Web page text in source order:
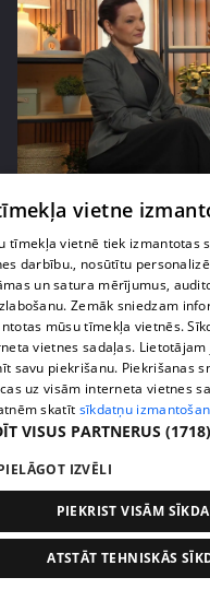
vecākus uzticēties
pirms 1 gada
vietne
tīmekļa vietnē tiek izmantotas
darbību., nosūtītu
un satura mērījumus,
Zemāk sniedzam
mūsu tīmekļa vietnēs.
vietnes sadaļas.
savu piekrišanu. Piekrišanas
uz visām interneta vietnes
skatīt sīkdatņu
VISUS PARTNERUS
IZVĒLI
PIEKRIST VISĀM
ATSTĀT TEHNISKĀS